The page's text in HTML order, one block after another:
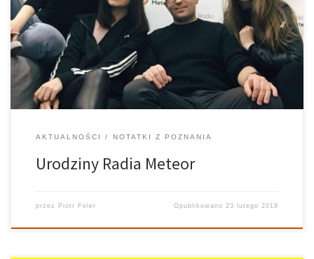
Dziennikarstwa, zaczęła się nasza radiowa przygoda. Dziesiątki
prób, przygotowań, ale także serce i czas zostawione w studiu.
Wszystko to zaowocowało tym, że od siedmiu lat nadajemy dla
Was. Dzień ten […]
AKTUALNOŚCI NOTATKI Z POZNANIA
Urodziny Radia Meteor
przez Piotr Feler Opublikowano 23 lutego 2019